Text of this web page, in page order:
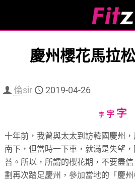
慶州櫻花馬拉
倫sir 2019-04-26
字Decrease
size.
字Reset
size.
字
十年前，我曾與太太到訪韓國慶州
南下，但當時一下車，就滿是失望
苔。所以，所謂的櫻花期，不要盡
劃再次踏足慶州，參加當地的「慶